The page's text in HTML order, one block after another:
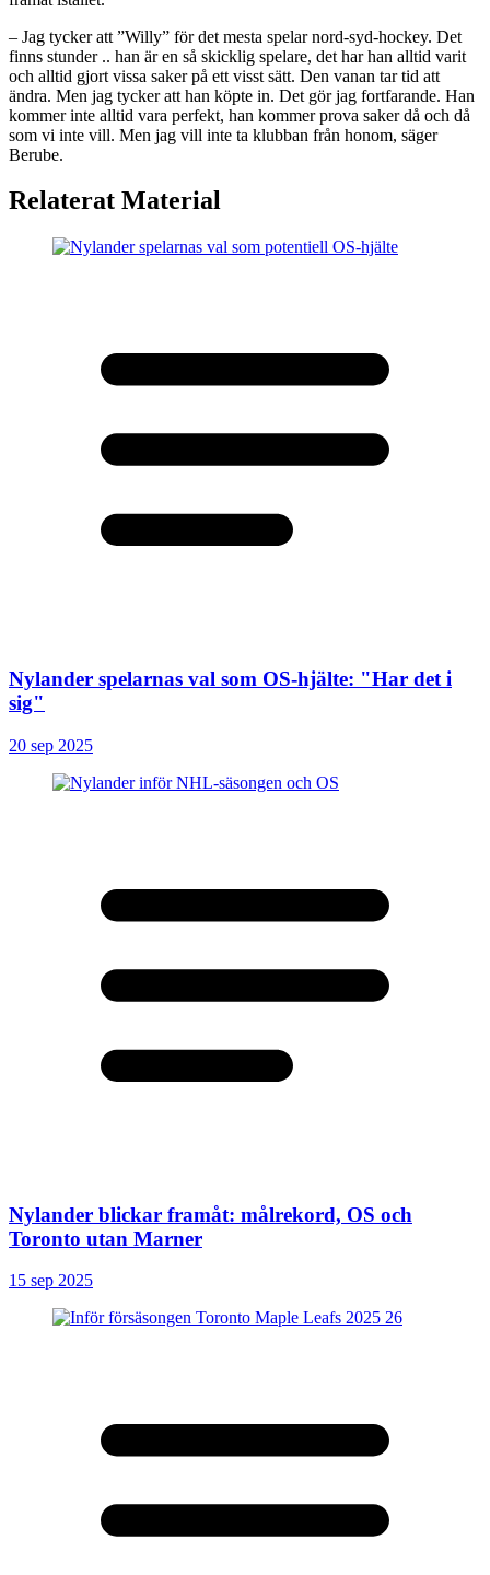
– Jag tycker att ”Willy” för det mesta spelar nord-syd-hockey. Det
finns stunder .. han är en så skicklig spelare, det har han alltid varit
och alltid gjort vissa saker på ett visst sätt. Den vanan tar tid att
ändra. Men jag tycker att han köpte in. Det gör jag fortfarande. Han
kommer inte alltid vara perfekt, han kommer prova saker då och då
som vi inte vill. Men jag vill inte ta klubban från honom, säger
Berube.
Relaterat Material
Nylander spelarnas val som OS-hjälte: "Har det i
sig"
20 sep 2025
Nylander blickar framåt: målrekord, OS och
Toronto utan Marner
15 sep 2025